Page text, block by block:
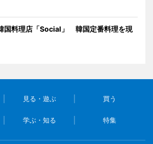
国料理店「Social」 韓国定番料理を現
見る・遊ぶ 買う
学ぶ・知る 特集